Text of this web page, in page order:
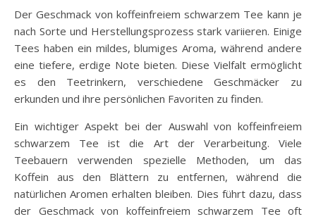
Der Geschmack von koffeinfreiem schwarzem Tee kann je
nach Sorte und Herstellungsprozess stark variieren. Einige
Tees haben ein mildes, blumiges Aroma, während andere
eine tiefere, erdige Note bieten. Diese Vielfalt ermöglicht
es den Teetrinkern, verschiedene Geschmäcker zu
erkunden und ihre persönlichen Favoriten zu finden.
Ein wichtiger Aspekt bei der Auswahl von koffeinfreiem
schwarzem Tee ist die Art der Verarbeitung. Viele
Teebauern verwenden spezielle Methoden, um das
Koffein aus den Blättern zu entfernen, während die
natürlichen Aromen erhalten bleiben. Dies führt dazu, dass
der Geschmack von koffeinfreiem schwarzem Tee oft